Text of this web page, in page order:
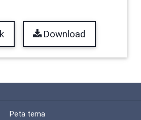
Download
Peta tema